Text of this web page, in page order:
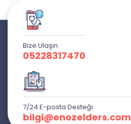
Bize Ulaşın
05228317470
7/24 E-posta Desteği
bilgi@enozelders.com